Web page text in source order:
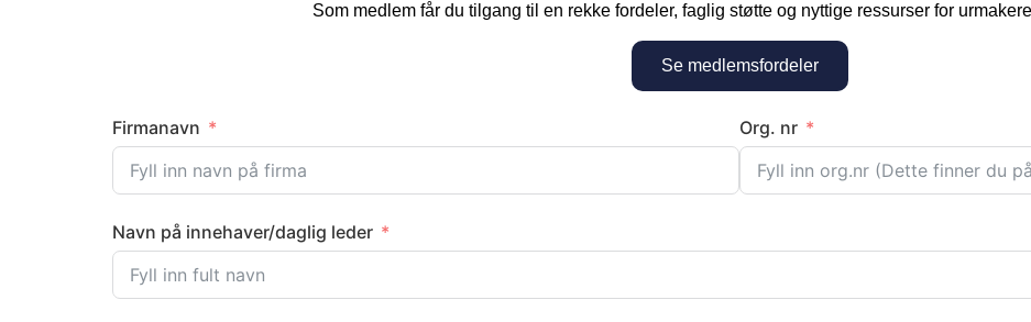
Som medlem får du tilgang til en rekke fordeler, faglig støtte og nyttige ressurser for
Se medlemsfordeler
Firmanavn Org. nr
Navn på innehaver/daglig leder